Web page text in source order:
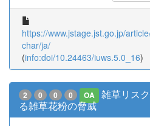
https://www.jstage.jst.go.jp/
char/ja/
(info:doi/10.24463/iuws.5.0_16)
2 0 0 0 OA
雑草リス
る雑草花粉の脅威